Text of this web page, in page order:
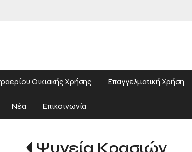
Οικιακής Χρήσης Επαγγελματική Χρήση
Νέα Επικοινωνία
Ψυγεία Κρασιών